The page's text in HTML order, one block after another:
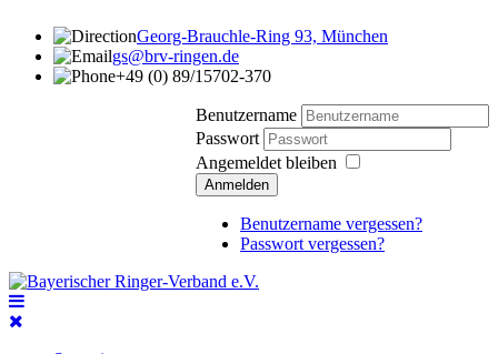
Georg-Brauchle-Ring 93, München
gs@brv-ringen.de
+49 (0) 89/15702-370
Benutzername
Passwort
Angemeldet bleiben
Anmelden
Benutzername vergessen?
Passwort vergessen?